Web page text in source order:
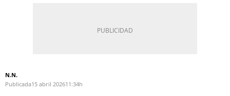
N.N.
Publicada15 abril 202611:34h